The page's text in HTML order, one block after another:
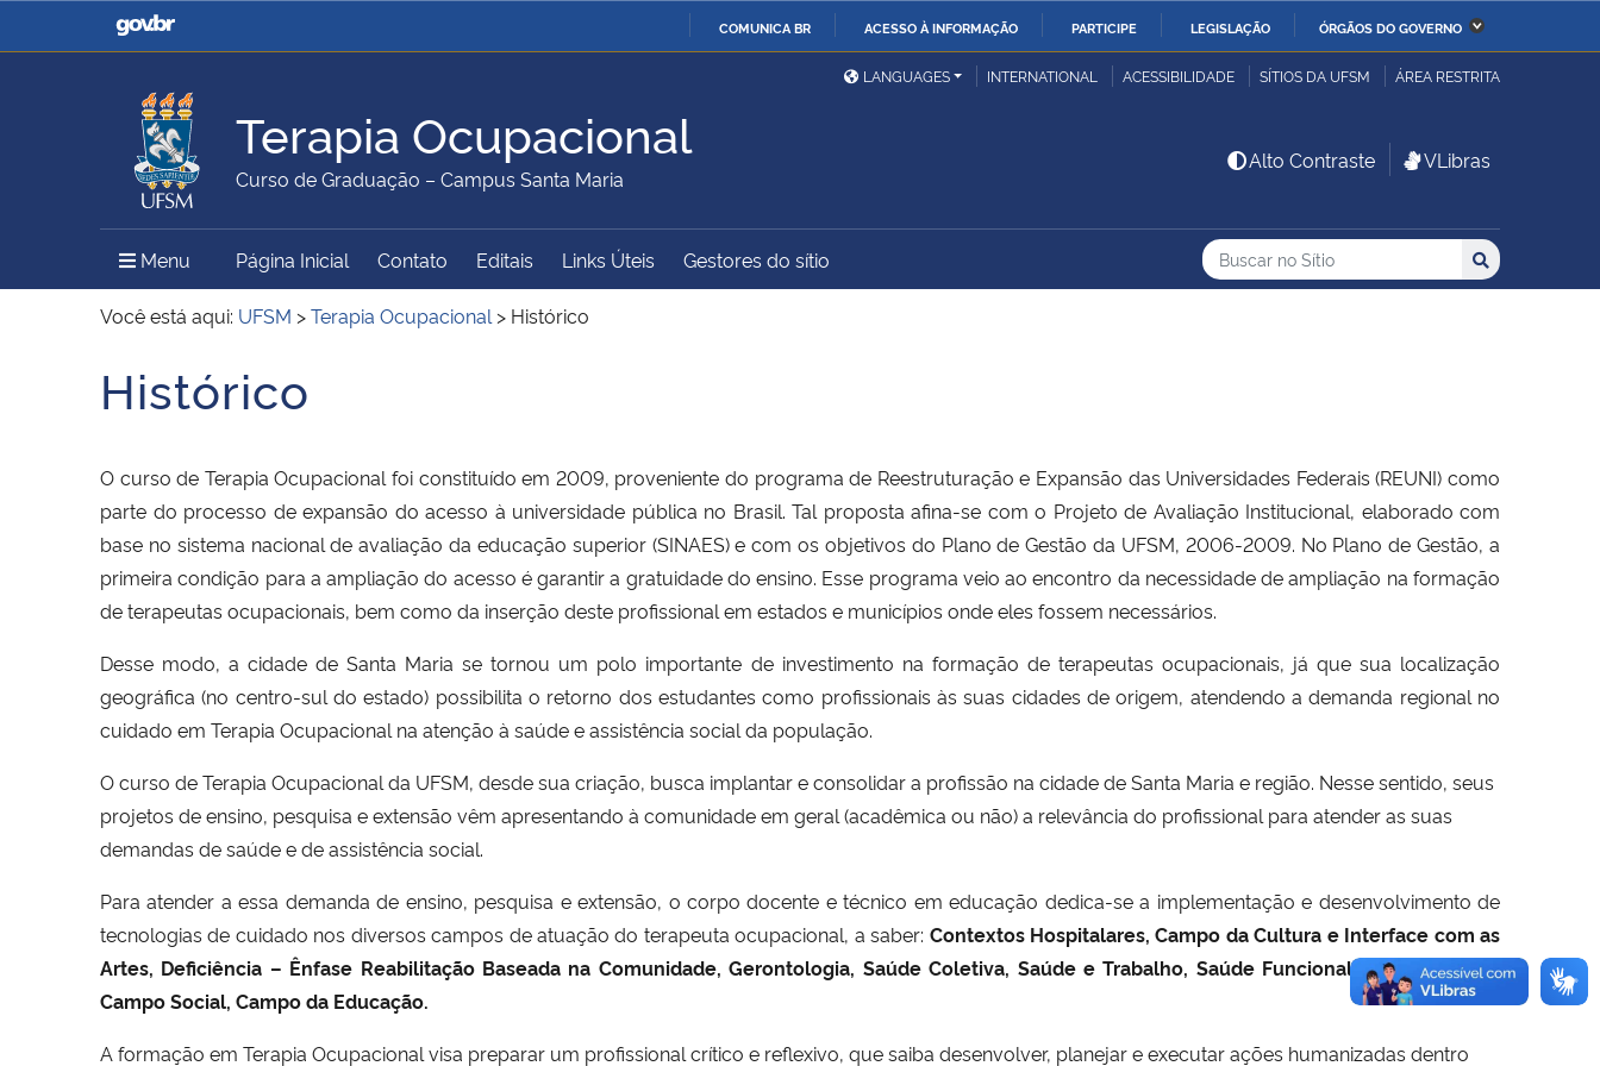
COMUNICA BR ACESSO À INFORMAÇÃO PARTICIPE LEGISLAÇÃO ÓRGÃOS DO GOVERNO
Casa Civil
Ministério da Justiça e
Ministério da Defesa
Ministério das Relações
Exteriores
Ministério da Economia Ministério da Infraestrutura
Ministério da Agricultura,
Pecuária e Abastecimento
Ministério da Educação Ministério da Cidadania
Ministério da Ciência,
Tecnologia, Inovações e
Ministério do Meio Ambiente Ministério do Turismo
Ministério do
Controladoria-Geral da
Secretaria de Governo
LANGUAGES INTERNATIONAL ACESSIBILIDADE SÍTIOS DA UFSM ÁREA RESTRITA
Terapia Ocupacional
Curso de Graduação – Campus Santa Maria
Alto Contraste VLibras
Menu Menu Principal do Sítio
Página Inicial Contato Editais Links Úteis Gestores do sítio Busca
Buscar no no Sítio
Busca: Buscar
Você está aqui: UFSM >Terapia Ocupacional > Histórico
Início do conteúdo
Histórico
O curso de Terapia Ocupacional foi constituído em 2009, proveniente do programa de Reestruturação e Expansão das Universidades Federais (REUNI) como
parte do processo de expansão do acesso à universidade pública no Brasil. Tal proposta afina-se com o Projeto de Avaliação Institucional, elaborado com
base no sistema nacional de avaliação da educação superior (SINAES) e com os objetivos do Plano de Gestão da UFSM, 2006-2009. No Plano de Gestão, a
primeira condição para a ampliação do acesso é garantir a gratuidade do ensino. Esse programa veio ao encontro da necessidade de ampliação na formação
de terapeutas ocupacionais, bem como da inserção deste profissional em estados e municípios onde eles fossem necessários.
Desse modo, a cidade de Santa Maria se tornou um polo importante de investimento na formação de terapeutas ocupacionais, já que sua localização
geográfica (no centro-sul do estado) possibilita o retorno dos estudantes como profissionais às suas cidades de origem, atendendo a demanda regional no
cuidado em Terapia Ocupacional na atenção à saúde e assistência social da população.
O curso de Terapia Ocupacional da UFSM, desde sua criação, busca implantar e consolidar a profissão na cidade de Santa Maria e região. Nesse sentido, seus
projetos de ensino, pesquisa e extensão vêm apresentando à comunidade em geral (acadêmica ou não) a relevância do profissional para atender as suas
demandas de saúde e de assistência social.
Para atender a essa demanda de ensino, pesquisa e extensão, o corpo docente e técnico em educação dedica-se a implementação e desenvolvimento de
tecnologias de cuidado nos diversos campos de atuação do terapeuta ocupacional, a saber: Contextos Hospitalares, Campo da Cultura e Interface com as
Artes, Deficiência – Ênfase Reabilitação Baseada na Comunidade, Gerontologia, Saúde Coletiva, Saúde e Trabalho, Saúde Funcional, Saúde Mental,
Campo Social, Campo da Educação.
A formação em Terapia Ocupacional visa preparar um profissional crítico e reflexivo, que saiba desenvolver, planejar e executar ações humanizadas dentro